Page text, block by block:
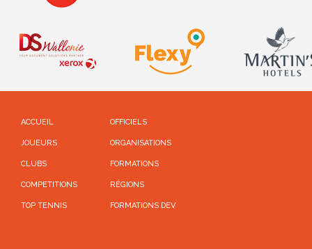
ACCUEIL
JOUEURS
CLUBS
COMPETITIONS
TOP TENNIS
OFFICIELS
ORGANISATIONS
FORMATIONS
RÉGIONS
FORMATIONS DEV